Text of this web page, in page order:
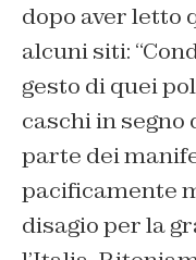
dopo aver letto
alcuni siti:
gesto di quei
caschi in
parte dei
pacificamente
disagio per la